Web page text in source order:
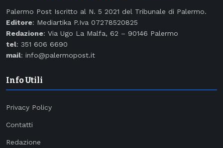
Palermo Post Iscritto al N. 5 2021 del Tribunale di Palermo.
Editore: Mediartika P.Iva 07278520825
Redazione: Via Ugo La Malfa, 62 – 90146 Palermo
tel: 351 606 6690
mail: info@palermopost.it
Info Utili
Privacy Policy
Contatti
Redazione